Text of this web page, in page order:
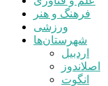
فرهنگ و هنر
ورزشی
شهرستان‌ها
اردبیل
اصلاندوز
انگوت